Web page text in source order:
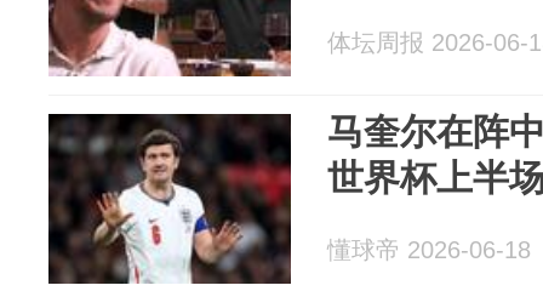
体坛周报 2026-06-
马奎尔在阵
世界杯上半
懂球帝 2026-06-18